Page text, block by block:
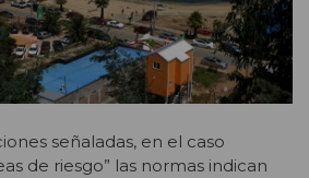
señaladas, en el caso
de riesgo” las normas indican